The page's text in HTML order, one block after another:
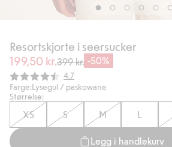
Resortskjorte i seersucker
199,50 kr.399 kr. -50%
Gjennomsnittskarakter:
4.7
Farge:Lysegul / paskowane
Størrelse:
XS S M L
Legg i handlekurv